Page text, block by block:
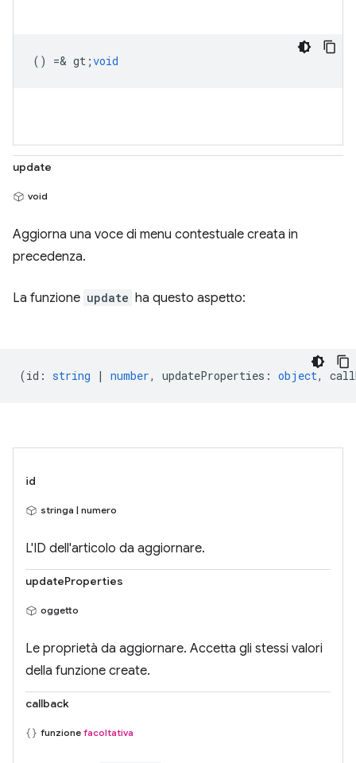
() =& gt;void
update
void
Aggiorna una voce di menu contestuale creata in
precedenza.
La funzione update ha questo aspetto:
(id : string | number, updateProperties : object,
id
stringa | numero
L'ID dell'articolo da aggiornare.
updateProperties
oggetto
Le proprietà da aggiornare. Accetta gli stessi valori
della funzione create.
callback
funzione facoltativa